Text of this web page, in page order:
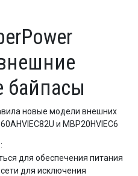
байпасы
новые модели внешних
и MBP20HVIEC6
для обеспечения питания
для исключения